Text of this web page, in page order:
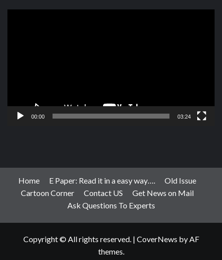
00:00 03:24
Home E Paper: Read it in a easy way….
Old Issue
Cartoon Corner
Contact US
Get News on Mail
Ask Questions To Experts
Copyright © All rights reserved. | CoverNews by AF
themes.